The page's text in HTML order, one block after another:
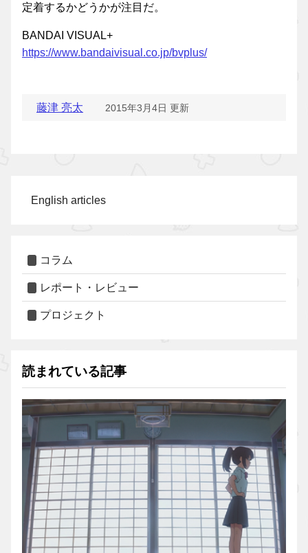
定着するかどうかが注目だ。
BANDAI VISUAL+
https://www.bandaivisual.co.jp/bvplus/
藤津 亮太 2015年3月4日 更新
English articles
コラム
レポート・レビュー
プロジェクト
読まれている記事